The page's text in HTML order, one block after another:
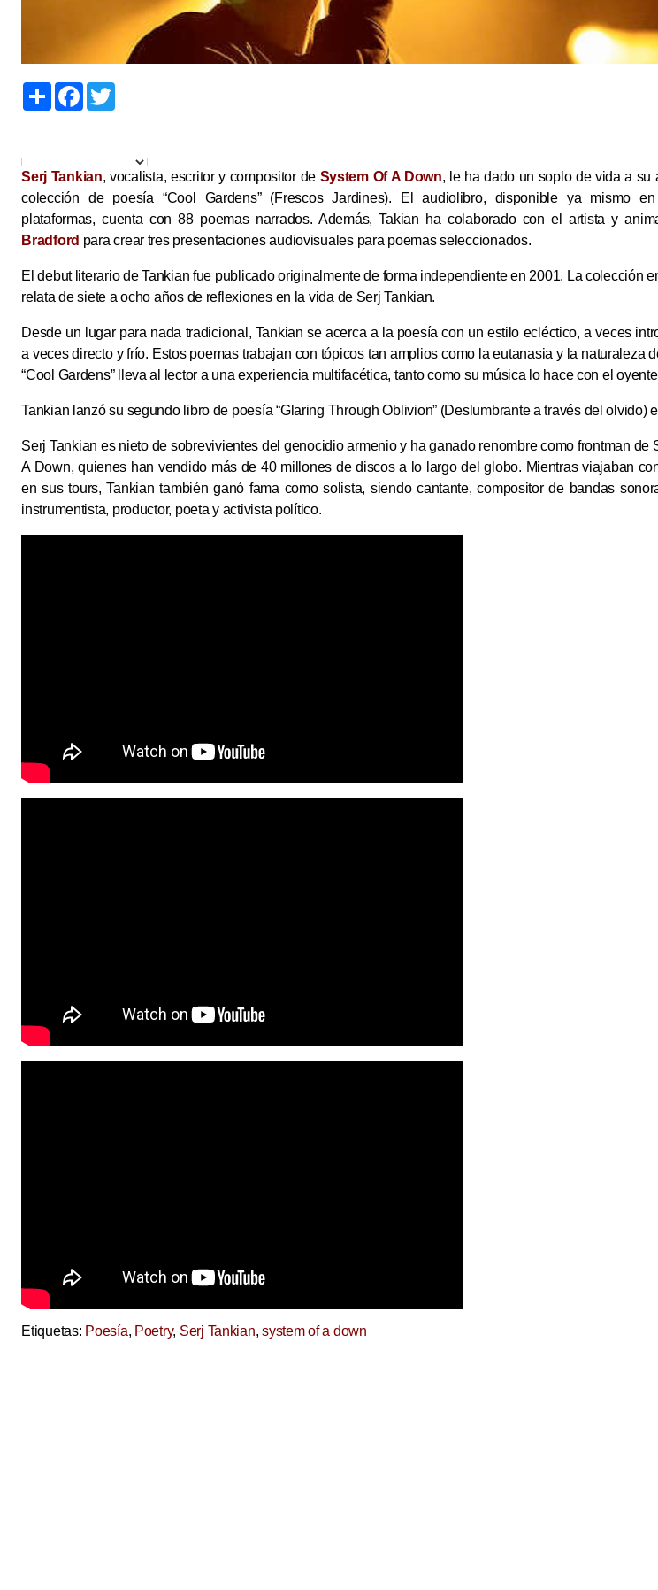
S
h
F
a
o
o
e
r
Serj Tankian, vocalista, escritor y compositor de System Of A Down, le ha dado un soplo de vida a su
colección de poesía “Cool Gardens” (Frescos Jardines). El audiolibro, disponible ya mismo
plataformas, cuenta con 88 poemas narrados. Además, Takian ha colaborado con el artista y
Bradford para crear tres presentaciones audiovisuales para poemas seleccionados.
El debut literario de Tankian fue publicado originalmente de forma independiente en 2001. La colección
relata de siete a ocho años de reflexiones en la vida de Serj Tankian.
Desde un lugar para nada tradicional, Tankian se acerca a la poesía con un estilo ecléctico, a veces
a veces directo y frío. Estos poemas trabajan con tópicos tan amplios como la eutanasia y la naturaleza
“Cool Gardens” lleva al lector a una experiencia multifacética, tanto como su música lo hace con el
Tankian lanzó su segundo libro de poesía “Glaring Through Oblivion” (Deslumbrante a través del olvido)
Serj Tankian es nieto de sobrevivientes del genocidio armenio y ha ganado renombre como frontman de
A Down, quienes han vendido más de 40 millones de discos a lo largo del globo. Mientras viajaban
en sus tours, Tankian también ganó fama como solista, siendo cantante, compositor de bandas
instrumentista, productor, poeta y activista político.
Etiquetas: Poesía, Poetry, Serj Tankian,system of a down